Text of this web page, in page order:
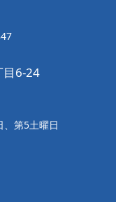
目6-24
、第5土曜日